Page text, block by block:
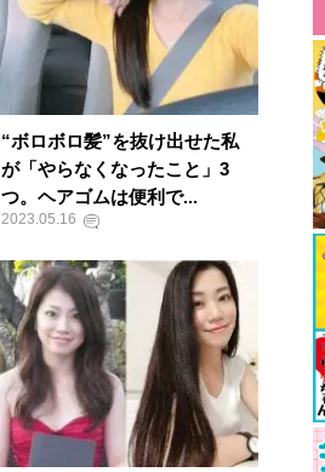
“ボロボロ髪”を抜け出せた私
が「やらなくなったこと」3
つ。ヘアゴムは便利で...
2023.05.16